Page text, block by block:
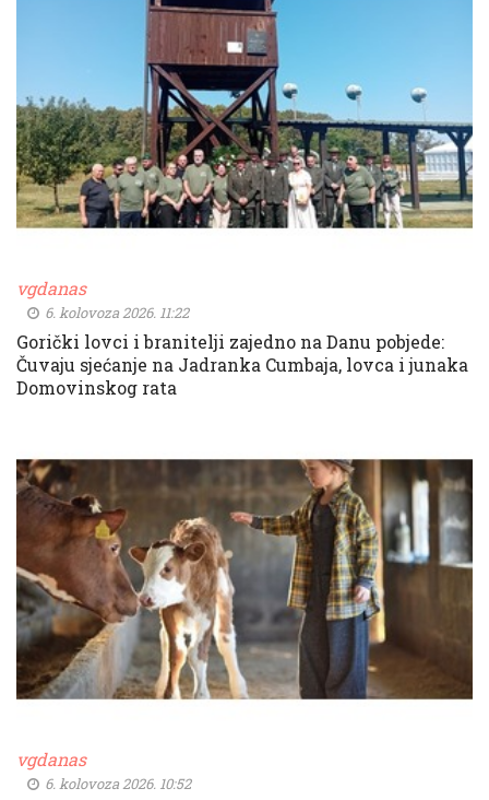
vgdanas
6. kolovoza 2026. 11:22
Gorički lovci i branitelji zajedno na Danu pobjede:
Čuvaju sjećanje na Jadranka Cumbaja, lovca i junaka
Domovinskog rata
vgdanas
6. kolovoza 2026. 10:52